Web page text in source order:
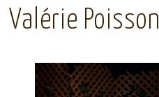
Valérie Poisson